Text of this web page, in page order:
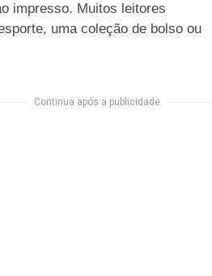
impresso. Muitos leitores
uma coleção de bolso ou
Continua após a publicidade